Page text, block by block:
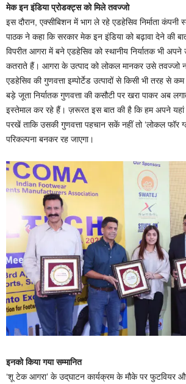
मेक इन इंडिया प्रोडक्ट्स को मिले तवज्जो
इस दौरान, एक्सीबिशन में भाग ले रहे एडहेसिव निर्माता
पाठक ने कहा कि सरकार मेक इन इंडिया को बढ़ावा देने की
विपरीत आगरा में बने एडहेसिव को स्थानीय निर्यातक भी
कतराते हैं। आगरा के उत्पाद को लोकल मानकर उसे तवज्जो
एडहेसिव की गुणवत्ता इम्पोर्टेड उत्पादों से किसी भी तरह से
बड़े जूता निर्यातक गुणवत्ता की कसौटी पर खरा पाकर अब
इस्तेमाल कर रहे हैं। ज़रूरत इस बात की है कि हम अपने यहां
परखें ताकि उसकी गुणवत्ता पहचान सकें नहीं तो ‘लोकल फॉर
परिकल्पना बनकर रह जाएगा।
इनको किया गया सम्मानित
‘शू टेक आगरा’ के उद्‌घाटन कार्यक्रम के मौके पर फुटवियर